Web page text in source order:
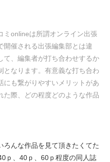
onlineは所謂オンライン出張
開催される出張編集部とは違
て、編集者が打ち合わせするか
となります。有意義な打ち合わ
にも繋がりやすいメリットがあ
た際、どの程度どのような作品
んな作品を見て頂きたくてた
ｐ、40ｐ、60ｐ程度の同人誌